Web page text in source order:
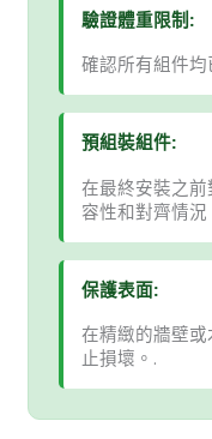
驗證體重限制:
確認所有組件
預組裝組件:
在最終安裝之
容性和對齊情況
保護表面:
在精緻的牆壁
止損壞。.